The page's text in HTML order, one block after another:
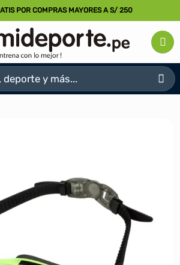
POR COMPRAS MAYORES A S/ 250